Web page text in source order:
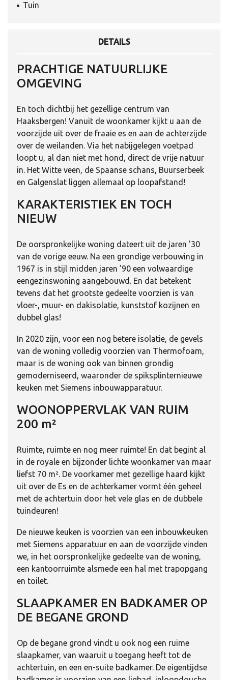
Tuin
DETAILS
PRACHTIGE NATUURLIJKE
OMGEVING
En toch dichtbij het gezellige centrum van
Haaksbergen! Vanuit de woonkamer kijkt u aan de
voorzijde uit over de fraaie es en aan de achterzijde
over de weilanden. Via het nabijgelegen voetpad
loopt u, al dan niet met hond, direct de vrije natuur
in. Het Witte veen, de Spaanse schans, Buurserbeek
en Galgenslat liggen allemaal op loopafstand!
KARAKTERISTIEK EN TOCH
NIEUW
De oorspronkelijke woning dateert uit de jaren ’30
van de vorige eeuw. Na een grondige verbouwing in
1967 is in stijl midden jaren ’90 een volwaardige
eengezinswoning aangebouwd. En dat betekent
tevens dat het grootste gedeelte voorzien is van
vloer-, muur- en dakisolatie, kunststof kozijnen en
dubbel glas!
In 2020 zijn, voor een nog betere isolatie, de gevels
van de woning volledig voorzien van Thermofoam,
maar is de woning ook van binnen grondig
gemoderniseerd, waaronder de spiksplinternieuwe
keuken met Siemens inbouwapparatuur.
WOONOPPERVLAK VAN RUIM
200 m²
Ruimte, ruimte en nog meer ruimte! En dat begint al
in de royale en bijzonder lichte woonkamer van maar
liefst 70 m². De voorkamer met gezellige haard kijkt
uit over de Es en de achterkamer vormt één geheel
met de achtertuin door het vele glas en de dubbele
tuindeuren!
De nieuwe keuken is voorzien van een inbouwkeuken
met Siemens apparatuur en aan de voorzijde vinden
we, in het oorspronkelijke gedeelte van de woning,
een kantoorruimte alsmede een hal met trapopgang
en toilet.
SLAAPKAMER EN BADKAMER OP
DE BEGANE GROND
Op de begane grond vindt u ook nog een ruime
slaapkamer, van waaruit u toegang heeft tot de
achtertuin, en een en-suite badkamer. De eigentijdse